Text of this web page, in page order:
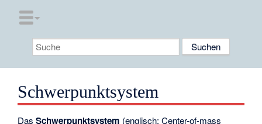
Schwerpunktsystem
DasSchwerpunktsystem (englisch: Center-of-mass